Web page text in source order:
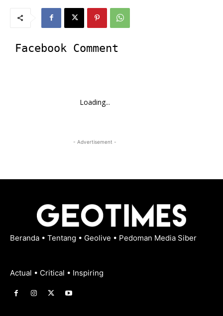
Facebook Comment
Loading...
- Advertisement -
Beranda • Tentang • Geolive • Pedoman Media Siber
Actual • Critical • Inspiring